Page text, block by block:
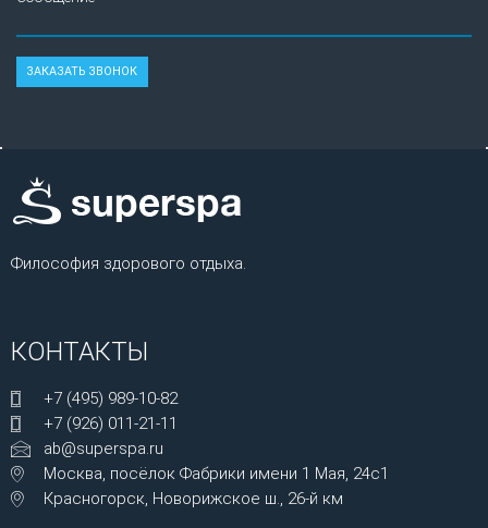
Философия здорового отдыха.
КОНТАКТЫ
+7 (495) 989-10-82
+7 (926) 011-21-11
ab@superspa.ru
Москва, посёлок Фабрики имени 1 Мая, 24с1
Красногорск, Новорижское ш., 26-й км